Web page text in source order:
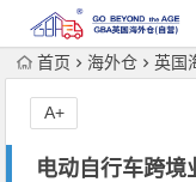
首页 海外仓 英国
电动自行车跨境
A+